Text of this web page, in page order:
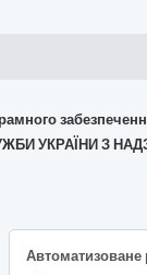
УКРАЇНИ З
Автоматизоване